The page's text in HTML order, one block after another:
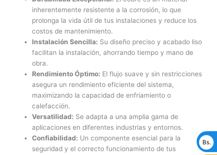
inherentemente resistente a la corrosión, lo que
prolonga la vida útil de tus instalaciones y reduce los
costos de mantenimiento.
Instalación Sencilla: Su diseño preciso y acabado liso
facilitan la instalación, ahorrando tiempo y mano de
obra.
Rendimiento Óptimo: El flujo suave y sin restricciones
asegura un rendimiento eficiente del sistema,
maximizando la capacidad de enfriamiento o
calefacción.
Versatilidad: Se adapta a una amplia gama de
aplicaciones en diferentes industrias y entornos.
Confiabilidad: Un componente esencial para la
seguridad y el correcto funcionamiento de tus
Bs.